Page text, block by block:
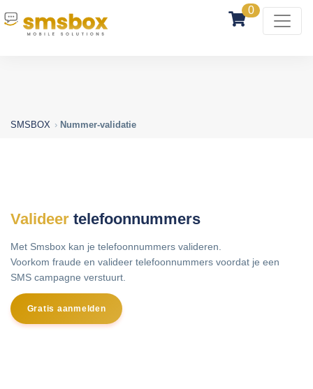
0
SMSBOX Nummer-validatie
Valideer telefoonnummers
Met Smsbox kan je telefoonnummers valideren.
Voorkom fraude en valideer telefoonnummers voordat je een
SMS campagne verstuurt.
Gratis aanmelden